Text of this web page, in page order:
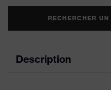
RECHERCHER
Description